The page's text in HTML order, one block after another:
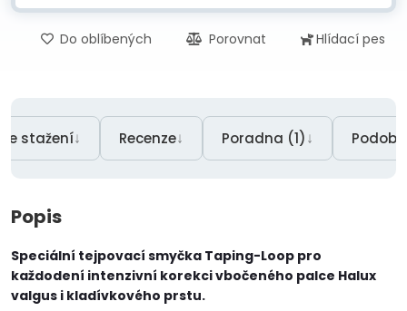
Do oblíbených Porovnat Hlídací pes
Ke stažení↓ Recenze↓ Poradna (1)↓
Popis
Speciální tejpovací smyčka Taping-Loop pro
každodení intenzivní korekci vbočeného palce Halux
valgus i kladívkového prstu.